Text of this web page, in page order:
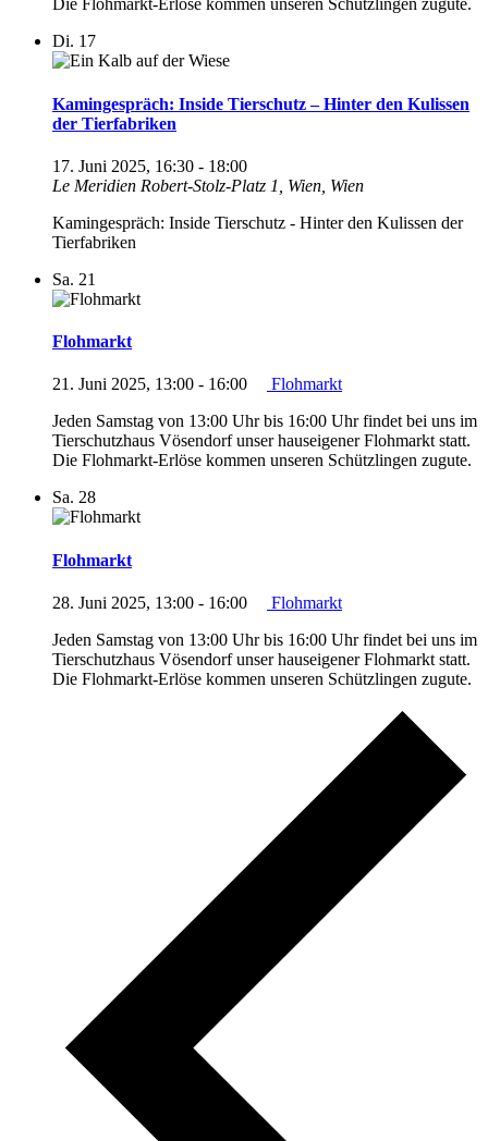
Die Flohmarkt-Erlöse kommen unseren Schützlingen zugute.
Di. 17
Kamingespräch: Inside Tierschutz – Hinter den Kulissen
der Tierfabriken
17. Juni 2025, 16:30 - 18:00
Le Meridien Robert-Stolz-Platz 1, Wien, Wien
Kamingespräch: Inside Tierschutz - Hinter den Kulissen der
Tierfabriken
Sa. 21
Flohmarkt
21. Juni 2025, 13:00 - 16:00
Flohmarkt
Jeden Samstag von 13:00 Uhr bis 16:00 Uhr findet bei uns im
Tierschutzhaus Vösendorf unser hauseigener Flohmarkt statt.
Die Flohmarkt-Erlöse kommen unseren Schützlingen zugute.
Sa. 28
Flohmarkt
28. Juni 2025, 13:00 - 16:00
Flohmarkt
Jeden Samstag von 13:00 Uhr bis 16:00 Uhr findet bei uns im
Tierschutzhaus Vösendorf unser hauseigener Flohmarkt statt.
Die Flohmarkt-Erlöse kommen unseren Schützlingen zugute.